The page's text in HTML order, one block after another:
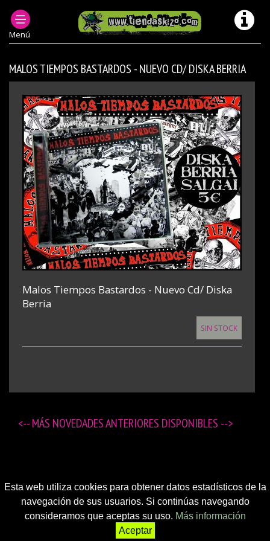
Menú
PRODUCTOS DESCATALOGADOS NOVEDADES ANTERIORES
MALOS TIEMPOS BASTARDOS - NUEVO CD/ DISKA BERRIA
Malos Tiempos Bastardos - Nuevo Cd/ Diska
Berria
SIN STOCK
<-- MÁS NOVEDADES ANTERIORES DISPONIBLES -->
Esta web utiliza cookies para obtener datos estadísticos de la
navegación de sus usuarios. Si continúas navegando
consideramos que aceptas su uso. Más información
Aceptar